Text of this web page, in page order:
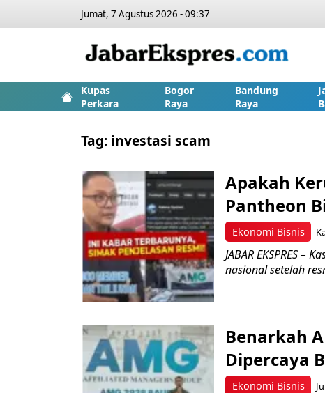
Jumat, 7 Agustus 2026 - 09:37
Kupas
Perkara
Bogor
Raya
Bandung
Raya
Tag: investasi scam
Ekonomi Bisnis
Apakah
Pantheon
JABAR EKSPRES –
nasional setelah
Ekonomi Bisnis
Benarkah
Dipercaya